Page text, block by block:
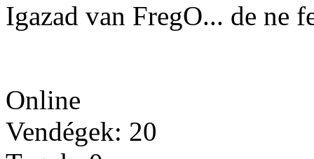
Igazad van FregO... de ne
Online
Vendégek: 20